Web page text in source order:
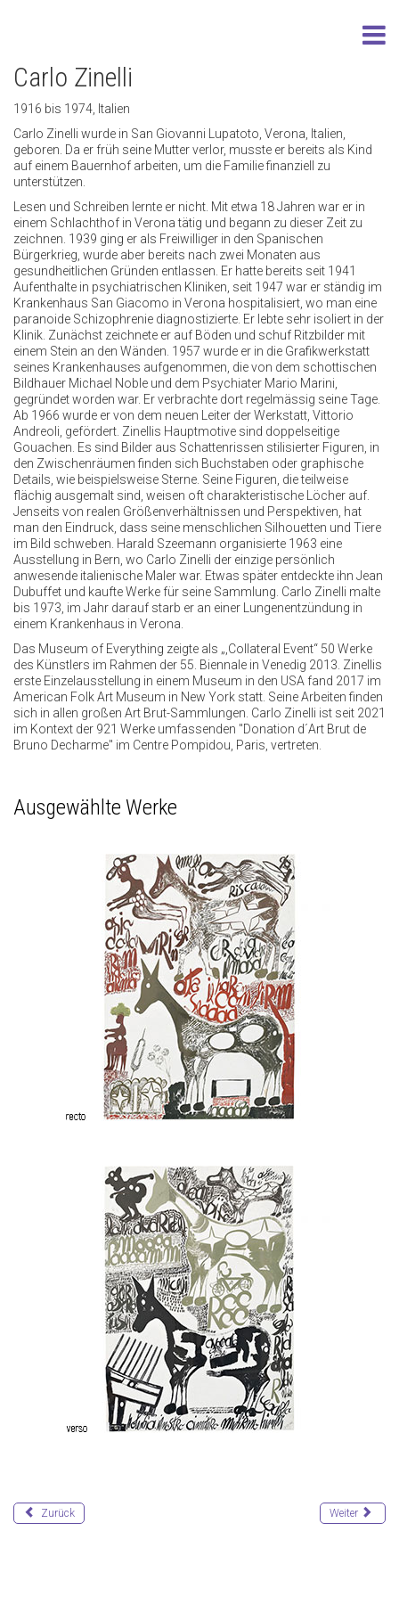
Carlo Zinelli
1916 bis 1974, Italien
Carlo Zinelli wurde in San Giovanni Lupatoto, Verona, Italien,
geboren. Da er früh seine Mutter verlor, musste er bereits als Kind
auf einem Bauernhof arbeiten, um die Familie finanziell zu
unterstützen.
Lesen und Schreiben lernte er nicht. Mit etwa 18 Jahren war er in
einem Schlachthof in Verona tätig und begann zu dieser Zeit zu
zeichnen. 1939 ging er als Freiwilliger in den Spanischen
Bürgerkrieg, wurde aber bereits nach zwei Monaten aus
gesundheitlichen Gründen entlassen. Er hatte bereits seit 1941
Aufenthalte in psychiatrischen Kliniken, seit 1947 war er ständig im
Krankenhaus San Giacomo in Verona hospitalisiert, wo man eine
paranoide Schizophrenie diagnostizierte. Er lebte sehr isoliert in der
Klinik. Zunächst zeichnete er auf Böden und schuf Ritzbilder mit
einem Stein an den Wänden. 1957 wurde er in die Grafikwerkstatt
seines Krankenhauses aufgenommen, die von dem schottischen
Bildhauer Michael Noble und dem Psychiater Mario Marini,
gegründet worden war. Er verbrachte dort regelmässig seine Tage.
Ab 1966 wurde er von dem neuen Leiter der Werkstatt, Vittorio
Andreoli, gefördert. Zinellis Hauptmotive sind doppelseitige
Gouachen. Es sind Bilder aus Schattenrissen stilisierter Figuren, in
den Zwischenräumen finden sich Buchstaben oder graphische
Details, wie beispielsweise Sterne. Seine Figuren, die teilweise
flächig ausgemalt sind, weisen oft charakteristische Löcher auf.
Jenseits von realen Größenverhältnissen und Perspektiven, hat
man den Eindruck, dass seine menschlichen Silhouetten und Tiere
im Bild schweben. Harald Szeemann organisierte 1963 eine
Ausstellung in Bern, wo Carlo Zinelli der einzige persönlich
anwesende italienische Maler war. Etwas später entdeckte ihn Jean
Dubuffet und kaufte Werke für seine Sammlung. Carlo Zinelli malte
bis 1973, im Jahr darauf starb er an einer Lungenentzündung in
einem Krankenhaus in Verona.
Das Museum of Everything zeigte als „,Collateral Event“ 50 Werke
des Künstlers im Rahmen der 55. Biennale in Venedig 2013. Zinellis
erste Einzelausstellung in einem Museum in den USA fand 2017 im
American Folk Art Museum in New York statt. Seine Arbeiten finden
sich in allen großen Art Brut-Sammlungen. Carlo Zinelli ist seit 2021
im Kontext der 921 Werke umfassenden "Donation d´Art Brut de
Bruno Decharme" im Centre Pompidou, Paris, vertreten.
Ausgewählte Werke
Zurück Weiter